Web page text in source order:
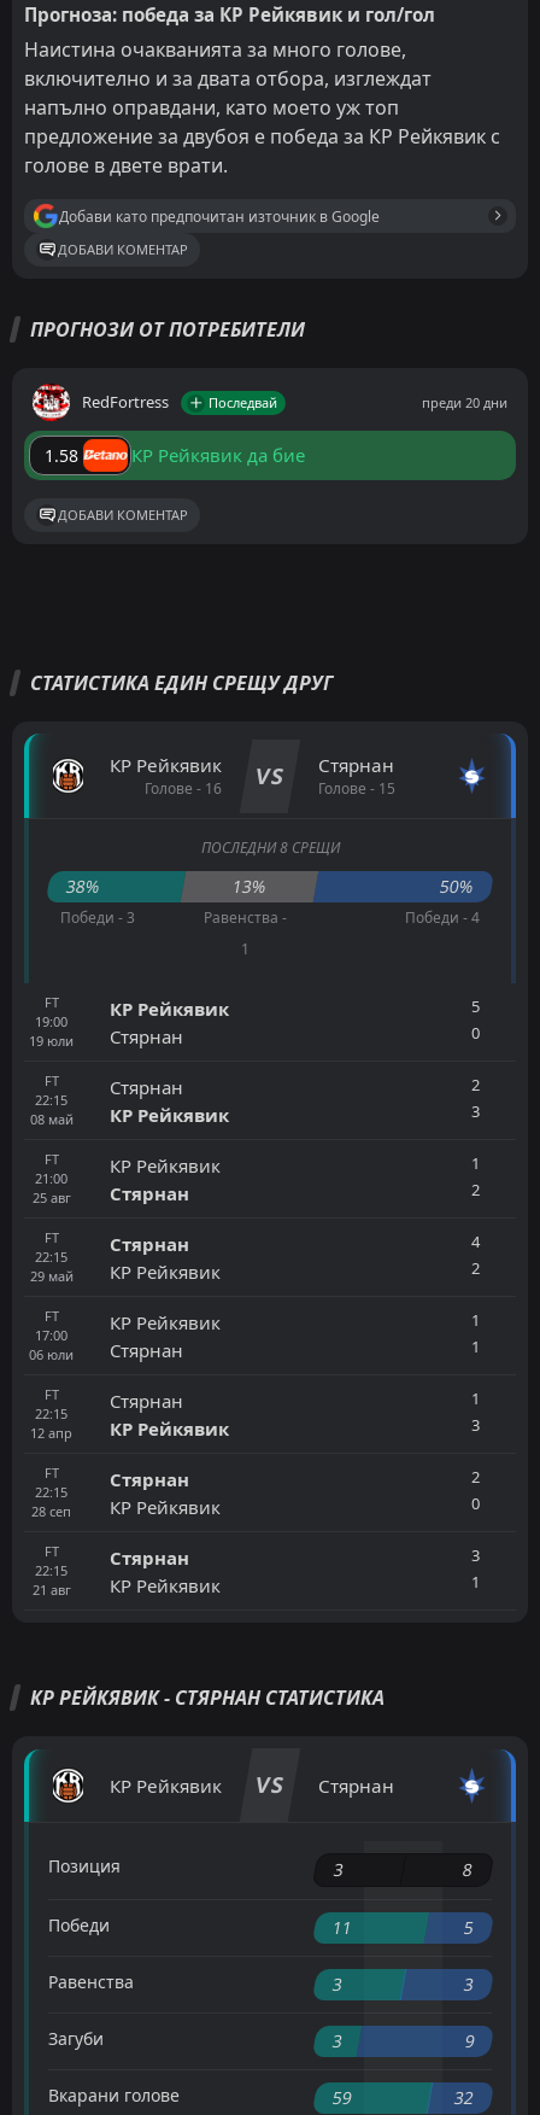
Прогноза: победа за КР Рейкявик и гол/гол
Наистина очакванията за много голове,
включително и за двата отбора, изглеждат
напълно оправдани, като моето уж топ
предложение за двубоя е победа за КР Рейкявик с
голове в двете врати.
Добави като предпочитан източник в Google
ДОБАВИ КОМЕНТАР
ПРОГНОЗИ ОТ ПОТРЕБИТЕЛИ
RedFortress Последвай преди 20 дни
1.58 КР Рейкявик да бие
ДОБАВИ КОМЕНТАР
СТАТИСТИКА ЕДИН СРЕЩУ ДРУГ
КР Рейкявик
Голове - 16 VS Стярнан
Голове - 15
ПОСЛЕДНИ 8 СРЕЩИ
38% 13% 50%
Победи - 3
Равенства -
1
Победи - 4
FT
19:00
19 юли
КР Рейкявик
Стярнан
5
0
FT
22:15
08 май
Стярнан
КР Рейкявик
2
3
FT
21:00
25 авг
КР Рейкявик
Стярнан
1
2
FT
22:15
29 май
Стярнан
КР Рейкявик
4
2
FT
17:00
06 юли
КР Рейкявик
Стярнан
1
1
FT
22:15
12 апр
Стярнан
КР Рейкявик
1
3
FT
22:15
28 сеп
Стярнан
КР Рейкявик
2
0
FT
22:15
21 авг
Стярнан
КР Рейкявик
3
1
КР РЕЙКЯВИК - СТЯРНАН СТАТИСТИКА
КР Рейкявик VS Стярнан
Позиция 3 8
Победи 11 5
Равенства 3 3
Загуби 3 9
Вкарани голове 59 32